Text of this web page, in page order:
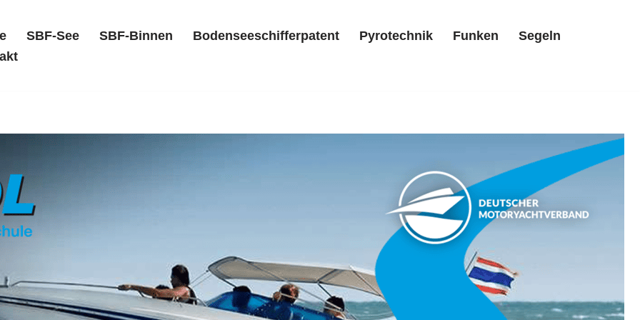
SBF-See SBF-Binnen Bodenseeschifferpatent Pyrotechnik Funken
Segeln